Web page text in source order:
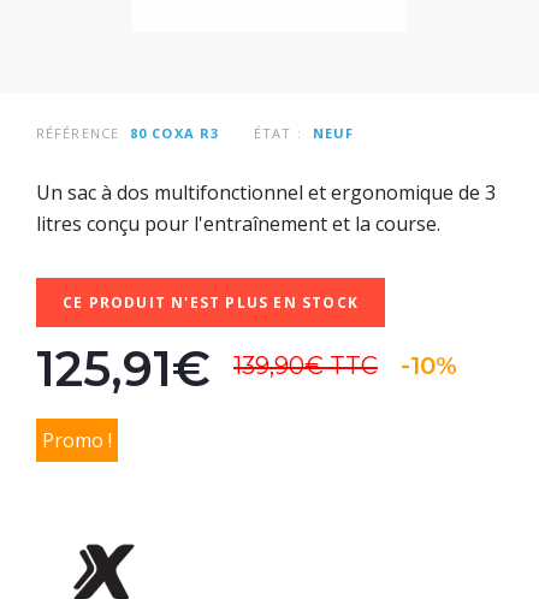
RÉFÉRENCE 80 COXA R3 ÉTAT : NEUF
Un sac à dos multifonctionnel et ergonomique de 3
litres conçu pour l'entraînement et la course.
CE PRODUIT N'EST PLUS EN STOCK
125,91€ 139,90€TTC -10%
Promo !